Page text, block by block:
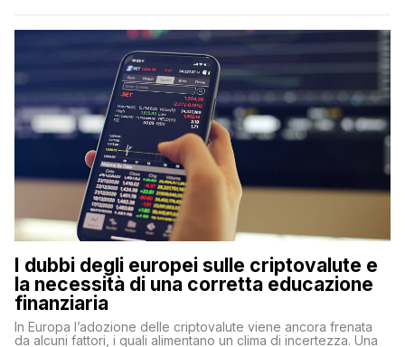
flessibilità e rendimento. Come funzionano […]
I dubbi degli europei sulle criptovalute e
la necessità di una corretta educazione
finanziaria
In Europa l’adozione delle criptovalute viene ancora frenata
da alcuni fattori, i quali alimentano un clima di incertezza. Una